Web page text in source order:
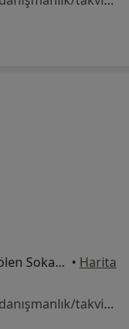
Acıbadem Mahallesi Şht. Emin Çölen Sokağı No:4, Kadıköy • Harita
Bu uzman ilgili adres için online danışmanlık/takvim sunmuyor.